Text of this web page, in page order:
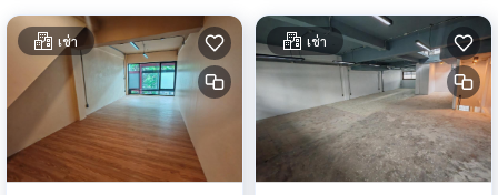
เช่า เช่า